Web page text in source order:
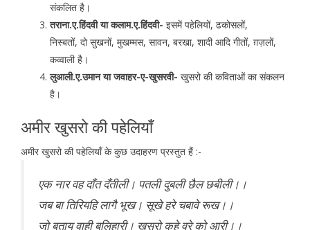
संकलित है।
तराना.ए.हिंदवी या कलाम.ए.हिंदवी- इसमें पहेलियों, ढकोसलों,
निस्बतों, दो सुखनों, मुखम्मस, सावन, बरखा, शादी आदि गीतों, ग़ज़लों,
कव्वाली है।
लुआली.ए.उमान या जवाहर-ए-खुसरवी- खुसरो की कविताओं का संकलन
है।
अमीर खुसरो की पहेलियाँ
अमीर खुसरो की पहेलियाँ के कुछ उदाहरण प्रस्तुत हैं :-
एक नार वह दाँत दँतीली। पतली दुबली छैल छबीली।।
जब बा तिरियहि लागै भूख। सूखे हरे चबावे रूख।।
जो बताय वाही बलिहारी। खुसरो कहे वरे को आरी।।